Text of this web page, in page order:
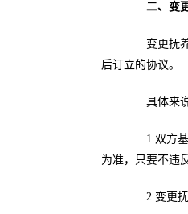
二、变
变更抚养
后订立的协议。
具体来说
1.双方基
为准，只要不违
2.变更抚